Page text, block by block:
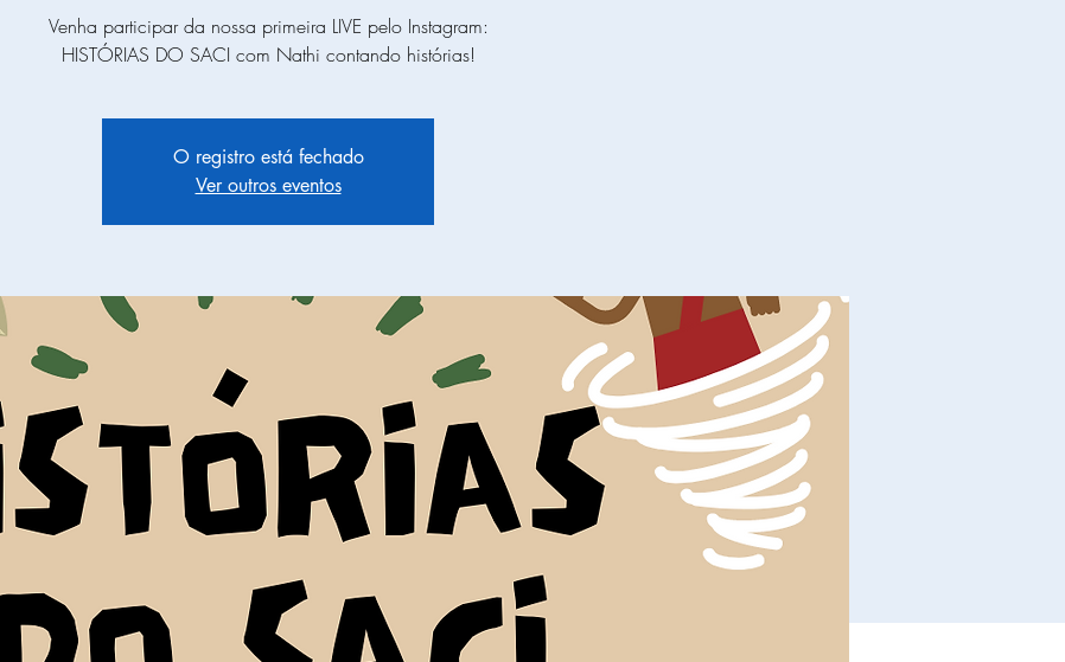
Venha participar da nossa primeira LIVE pelo Instagram:
HISTÓRIAS DO SACI com Nathi contando histórias!
O registro está fechado
Ver outros eventos